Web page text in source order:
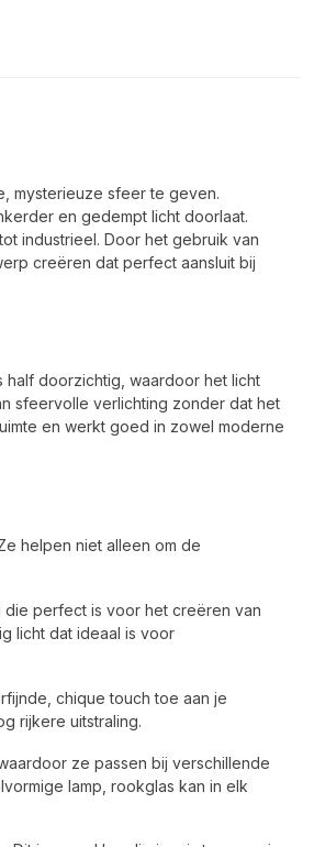
mysterieuze sfeer te geven.
en gedempt licht doorlaat.
industrieel. Door het gebruik van
creëren dat perfect aansluit bij
half doorzichtig, waardoor het licht
sfeervolle verlichting zonder dat het
en werkt goed in zowel moderne
helpen niet alleen om de
perfect is voor het creëren van
licht dat ideaal is voor
chique touch toe aan je
rijkere uitstraling.
ze passen bij verschillende
lamp, rookglas kan in elk